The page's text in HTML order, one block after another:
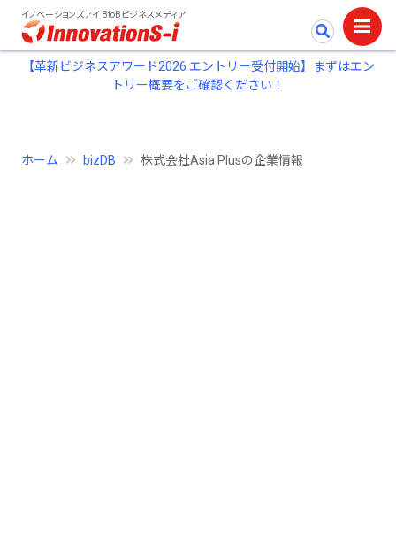
イノベーションズアイ BtoBビジネスメディア
【革新ビジネスアワード2026 エントリー受付開始】まずはエン
トリー概要をご確認ください！
ホーム bizDB 株式会社Asia Plusの企業情報